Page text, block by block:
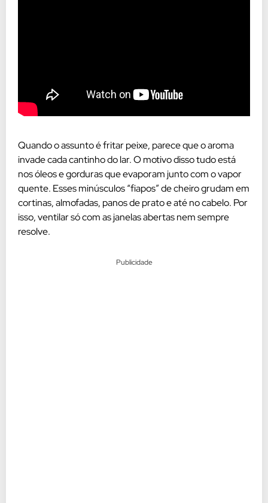
Quando o assunto é fritar peixe, parece que o aroma
invade cada cantinho do lar. O motivo disso tudo está
nos óleos e gorduras que evaporam junto com o vapor
quente. Esses minúsculos “fiapos” de cheiro grudam em
cortinas, almofadas, panos de prato e até no cabelo. Por
isso, ventilar só com as janelas abertas nem sempre
resolve.
Publicidade